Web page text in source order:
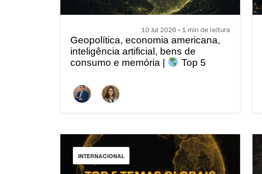
10 Jul 2026 • 1 min de leitura
Geopolítica, economia americana,
inteligência artificial, bens de
consumo e memória |
Top 5
INTERNACIONAL